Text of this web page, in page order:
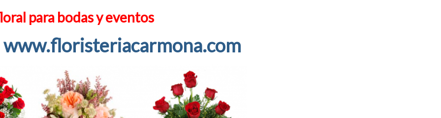
para bodas y eventos